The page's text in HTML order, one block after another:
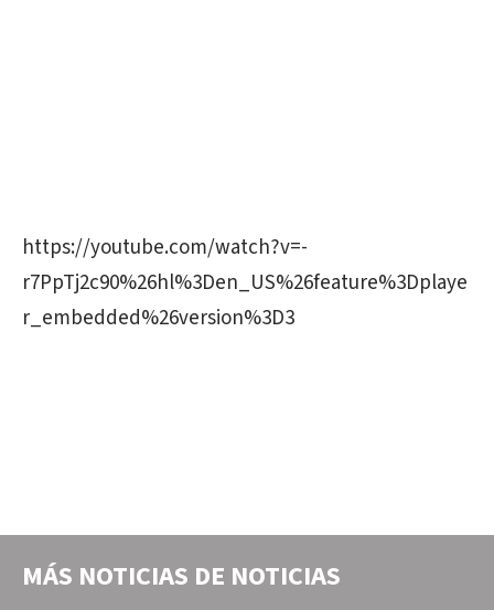
https://youtube.com/watch?v=-
r7PpTj2c90%26hl%3Den_US%26feature%3Dplaye
r_embedded%26version%3D3
MÁS NOTICIAS DE NOTICIAS